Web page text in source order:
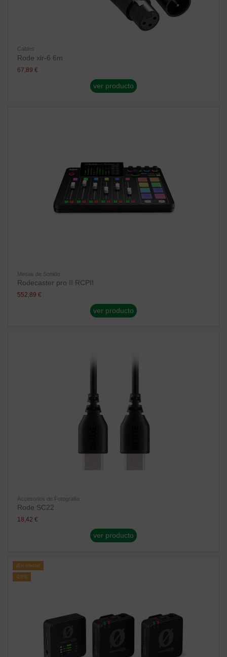
Cables
Rode xlr-6 6m
67,89 €
ver producto
Mesas de Sonido
Rodecaster pro II RCPII
552,89 €
ver producto
Accesorios de Fotografía
Rode SC22
18,42 €
ver producto
¡En oferta!
-25%